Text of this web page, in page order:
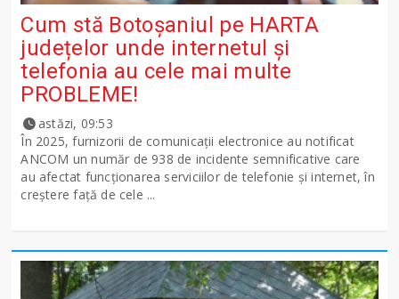
Cum stă Botoșaniul pe HARTA
județelor unde internetul și
telefonia au cele mai multe
PROBLEME!
astăzi, 09:53
În 2025, furnizorii de comunicații electronice au notificat
ANCOM un număr de 938 de incidente semnificative care
au afectat funcționarea serviciilor de telefonie și internet, în
creștere față de cele ...